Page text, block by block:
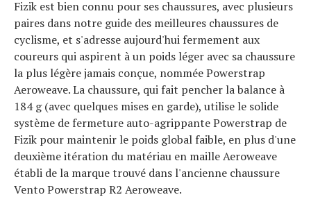
Fizik est bien connu pour ses chaussures, avec plusieurs
paires dans notre guide des meilleures chaussures de
cyclisme, et s'adresse aujourd'hui fermement aux
coureurs qui aspirent à un poids léger avec sa chaussure
la plus légère jamais conçue, nommée Powerstrap
Aeroweave. La chaussure, qui fait pencher la balance à
184 g (avec quelques mises en garde), utilise le solide
système de fermeture auto-agrippante Powerstrap de
Fizik pour maintenir le poids global faible, en plus d'une
deuxième itération du matériau en maille Aeroweave
établi de la marque trouvé dans l'ancienne chaussure
Vento Powerstrap R2 Aeroweave.